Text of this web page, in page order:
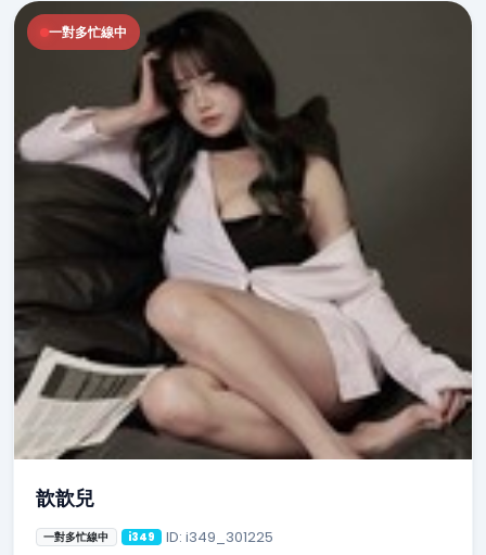
一對多忙線中
歆歆兒
一對多忙線中 i349 ID: i349_301225